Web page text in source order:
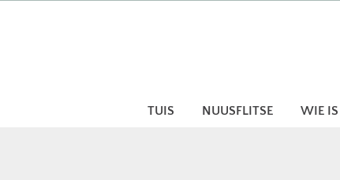
TUIS NUUSFLITSE WIE